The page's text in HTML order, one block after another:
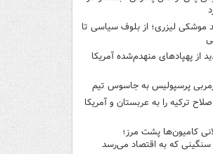
موشکی لیزری؛ از بلوف سیاسی تا
از پهپادهای منهدم‌شده آمریکا
پرسپولیس به جاسوس تیم
ترکیه را به عربستان و آمریکا
کامیون‌ها پشت مرز؛
که به اقتصاد می‌رسد